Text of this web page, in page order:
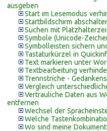
ausgeben
Start im Lesemodus
Startbildschirm
Suchen mit
Symbole (Unicode-
Symbolleisten sichern
Tastaturkürzel in
Text markieren unter
Textbearbeitung
Trennstriche -
Vergleich
Vertrauliche Daten aus
entfernen
Wechsel der
Welche
Wo sind meine